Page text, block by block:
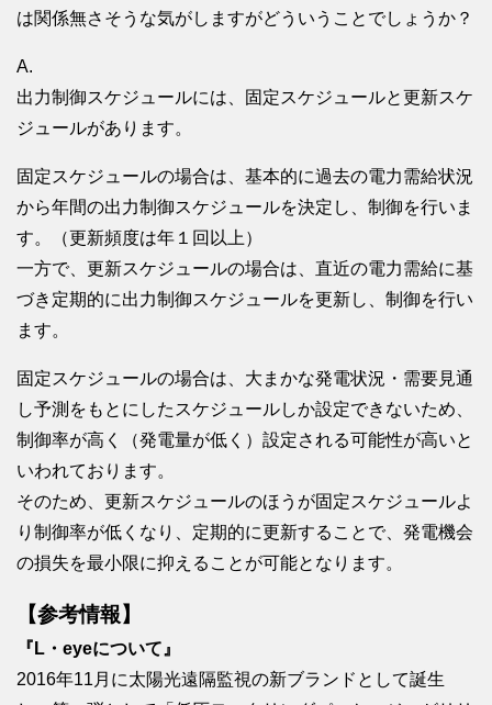
は関係無さそうな気がしますがどういうことでしょうか？
A.
出力制御スケジュールには、固定スケジュールと更新スケ
ジュールがあります。
固定スケジュールの場合は、基本的に過去の電力需給状況
から年間の出力制御スケジュールを決定し、制御を行いま
す。（更新頻度は年１回以上）
一方で、更新スケジュールの場合は、直近の電力需給に基
づき定期的に出力制御スケジュールを更新し、制御を行い
ます。
固定スケジュールの場合は、大まかな発電状況・需要見通
し予測をもとにしたスケジュールしか設定できないため、
制御率が高く（発電量が低く）設定される可能性が高いと
いわれております。
そのため、更新スケジュールのほうが固定スケジュールよ
り制御率が低くなり、定期的に更新することで、発電機会
の損失を最小限に抑えることが可能となります。
【参考情報】
『L・eyeについて』
2016年11月に太陽光遠隔監視の新ブランドとして誕生